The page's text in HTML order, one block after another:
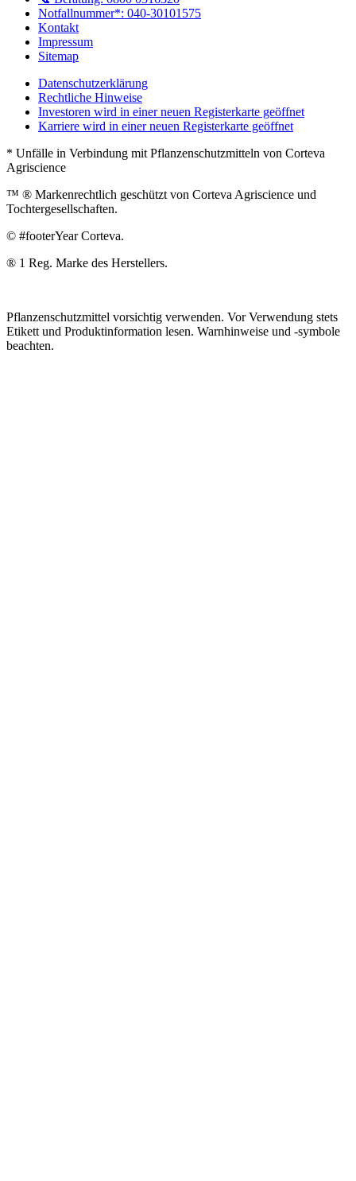
Notfallnummer*: 040-30101575
Kontakt
Impressum
Sitemap
Datenschutzerklärung
Rechtliche Hinweise
Investoren wird in einer neuen Registerkarte geöffnet
Karriere wird in einer neuen Registerkarte geöffnet
* Unfälle in Verbindung mit Pflanzenschutzmitteln von Corteva
Agriscience
™ ® Markenrechtlich geschützt von Corteva Agriscience und
Tochtergesellschaften.
© #footerYear Corteva.
® 1 Reg. Marke des Herstellers.
Pflanzenschutzmittel vorsichtig verwenden. Vor Verwendung stets
Etikett und Produktinformation lesen. Warnhinweise und -symbole
beachten.